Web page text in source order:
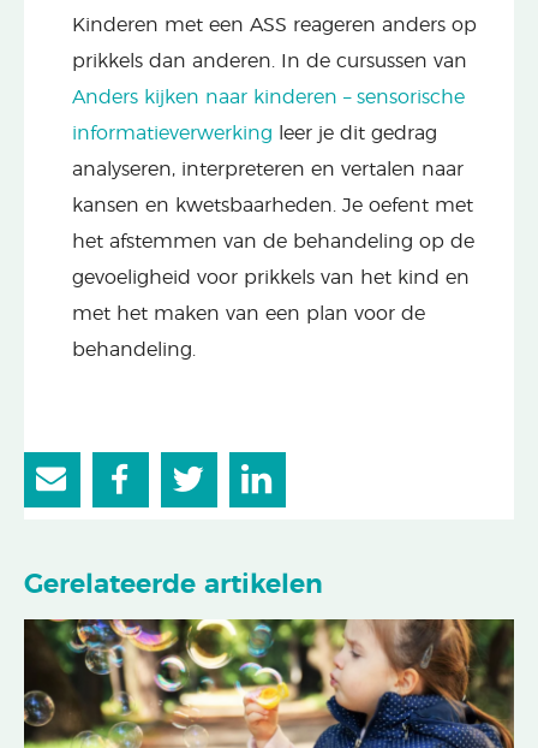
Kinderen met een ASS reageren anders op
prikkels dan anderen. In de cursussen van
Anders kijken naar kinderen – sensorische
informatieverwerking leer je dit gedrag
analyseren, interpreteren en vertalen naar
kansen en kwetsbaarheden. Je oefent met
het afstemmen van de behandeling op de
gevoeligheid voor prikkels van het kind en
met het maken van een plan voor de
behandeling.
Gerelateerde artikelen